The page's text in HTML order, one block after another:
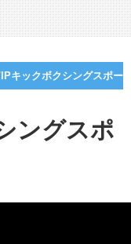
キックボクシングスポー
ングスポ